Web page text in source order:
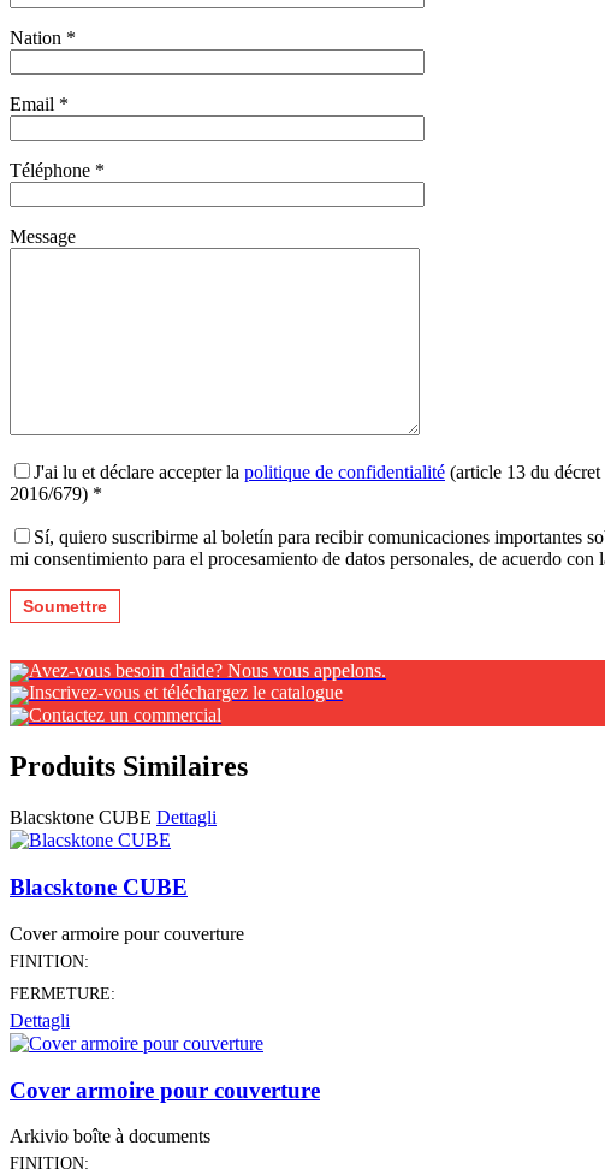
Nation *
Email *
Téléphone *
Message
J'ai lu et déclare accepter la politique de confidentialité (article 13 du
2016/679) *
Sí, quiero suscribirme al boletín para recibir comunicaciones importantes
mi consentimiento para el procesamiento de datos personales, de acuerdo con
Avez-vous besoin d'aide? Nous vous appelons.
Inscrivez-vous et téléchargez le catalogue
Contactez un commercial
Produits Similaires
Blacsktone CUBE Dettagli
Blacsktone CUBE
Cover armoire pour couverture
FINITION:
FERMETURE:
Dettagli
Cover armoire pour couverture
Arkivio boîte à documents
FINITION: